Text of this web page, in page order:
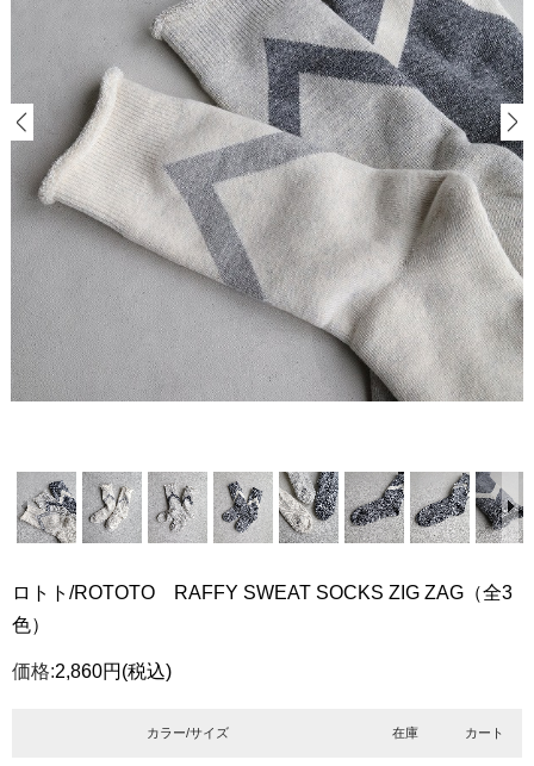
ロトト/ROTOTO RAFFY SWEAT SOCKS ZIG ZAG（全3
色）
価格:2,860円 (税込)
カラー/サイズ 在庫 カート